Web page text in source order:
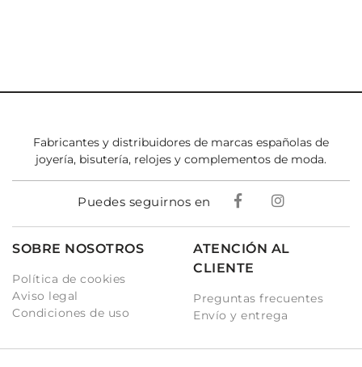
Fabricantes y distribuidores de marcas españolas de
joyería, bisutería, relojes y complementos de moda.
Puedes seguirnos en
SOBRE NOSOTROS
Política de cookies
Aviso legal
Condiciones de uso
ATENCIÓN AL
CLIENTE
Preguntas frecuentes
Envío y entrega